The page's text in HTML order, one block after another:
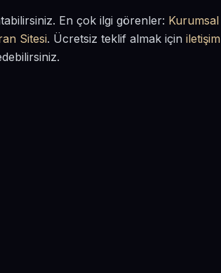
En çok ilgi görenler: Kurumsal
Sitesi. Ücretsiz teklif almak için iletişim